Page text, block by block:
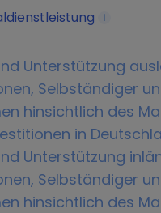
i
Unterstützung
Selbständiger
hinsichtlich des
in
Unterstützung
Selbständiger
hinsichtlich des